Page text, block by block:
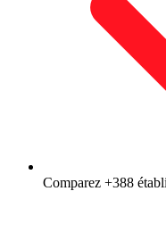
Comparez +388